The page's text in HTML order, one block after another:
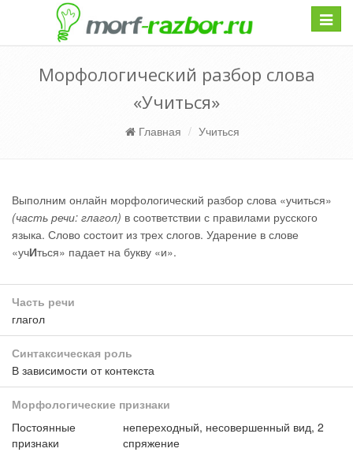
Морфологический разбор слова
«Учиться»
Главная Учиться
Выполним онлайн морфологический разбор слова «учиться»
(часть речи: глагол) в соответствии с правилами русского
языка. Слово состоит из трех слогов. Ударение в слове
«учИться» падает на букву «и».
Часть речи
глагол
Синтаксическая роль
В зависимости от контекста
Морфологические признаки
Постоянные
признаки
непереходный, несовершенный вид, 2
спряжение